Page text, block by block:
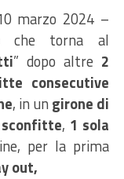
marzo 2024 –
che torna al
” dopo altre 2
consecutive
, in un girone di
, 1 sola
per la prima
out,